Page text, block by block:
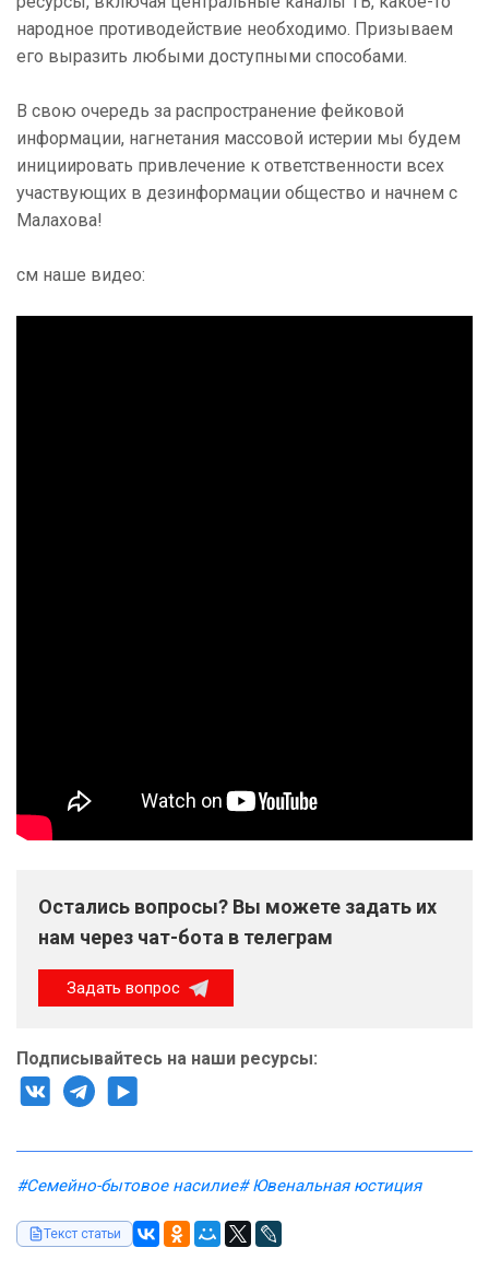
народное противодействие необходимо. Призываем
его выразить любыми доступными способами.
В свою очередь за распространение фейковой
информации, нагнетания массовой истерии мы будем
инициировать привлечение к ответственности всех
участвующих в дезинформации общество и начнем с
Малахова!
см наше видео:
Остались вопросы? Вы можете задать их
нам через чат-бота в телеграм
Задать вопрос
Подписывайтесь на наши ресурсы:
#Семейно-бытовое насилие# Ювенальная юстиция
Текст статьи